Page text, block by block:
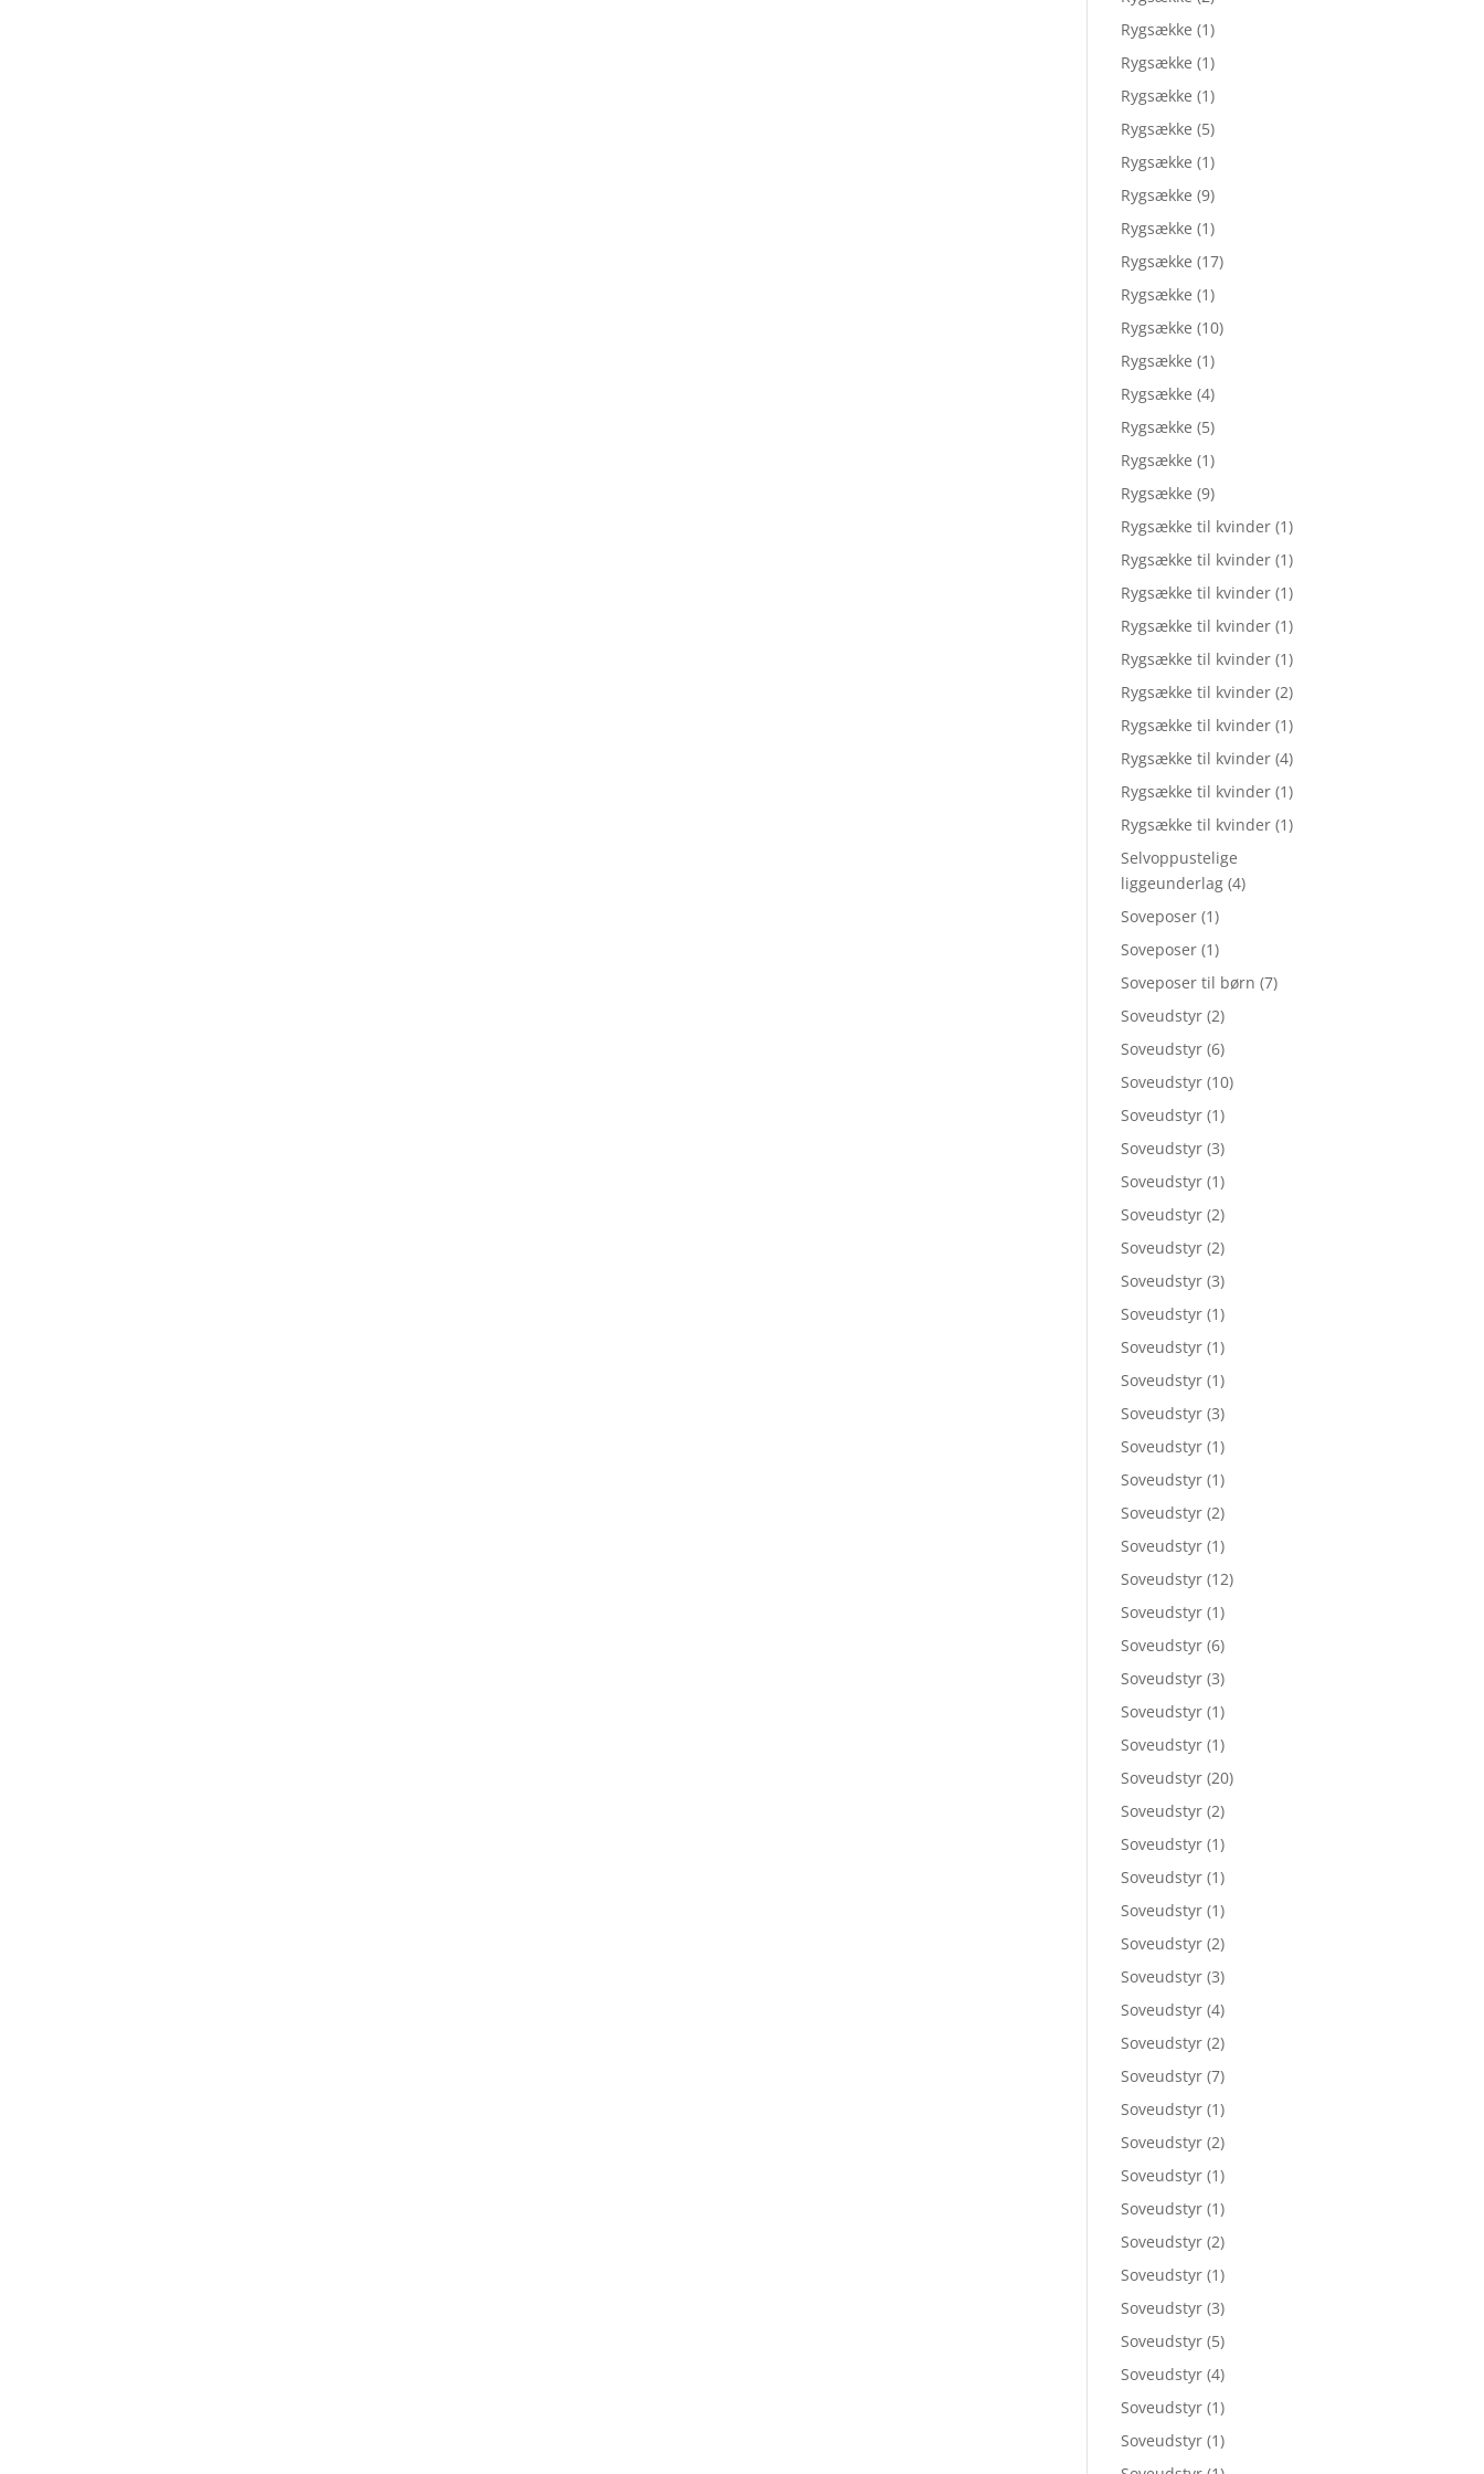
Rygsække (1)
Rygsække (1)
Rygsække (1)
Rygsække (5)
Rygsække (1)
Rygsække (9)
Rygsække (1)
Rygsække (17)
Rygsække (1)
Rygsække (10)
Rygsække (1)
Rygsække (4)
Rygsække (5)
Rygsække (1)
Rygsække (9)
Rygsække til kvinder (1)
Rygsække til kvinder (1)
Rygsække til kvinder (1)
Rygsække til kvinder (1)
Rygsække til kvinder (1)
Rygsække til kvinder (2)
Rygsække til kvinder (1)
Rygsække til kvinder (4)
Rygsække til kvinder (1)
Rygsække til kvinder (1)
Selvoppustelige
liggeunderlag (4)
Soveposer (1)
Soveposer (1)
Soveposer til børn (7)
Soveudstyr (2)
Soveudstyr (6)
Soveudstyr (10)
Soveudstyr (1)
Soveudstyr (3)
Soveudstyr (1)
Soveudstyr (2)
Soveudstyr (2)
Soveudstyr (3)
Soveudstyr (1)
Soveudstyr (1)
Soveudstyr (1)
Soveudstyr (3)
Soveudstyr (1)
Soveudstyr (1)
Soveudstyr (2)
Soveudstyr (1)
Soveudstyr (12)
Soveudstyr (1)
Soveudstyr (6)
Soveudstyr (3)
Soveudstyr (1)
Soveudstyr (1)
Soveudstyr (20)
Soveudstyr (2)
Soveudstyr (1)
Soveudstyr (1)
Soveudstyr (1)
Soveudstyr (2)
Soveudstyr (3)
Soveudstyr (4)
Soveudstyr (2)
Soveudstyr (7)
Soveudstyr (1)
Soveudstyr (2)
Soveudstyr (1)
Soveudstyr (1)
Soveudstyr (2)
Soveudstyr (1)
Soveudstyr (3)
Soveudstyr (5)
Soveudstyr (4)
Soveudstyr (1)
Soveudstyr (1)